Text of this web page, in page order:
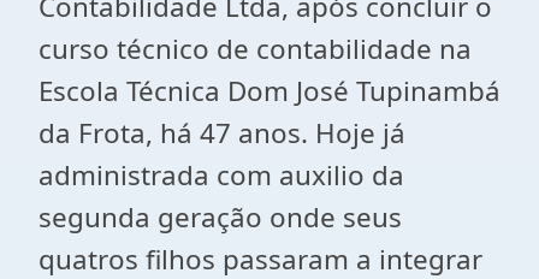
curso técnico de contabilidade na
Escola Técnica Dom José Tupinambá
da Frota, há 47 anos. Hoje já
administrada com auxilio da
segunda geração onde seus
quatros filhos passaram a integrar